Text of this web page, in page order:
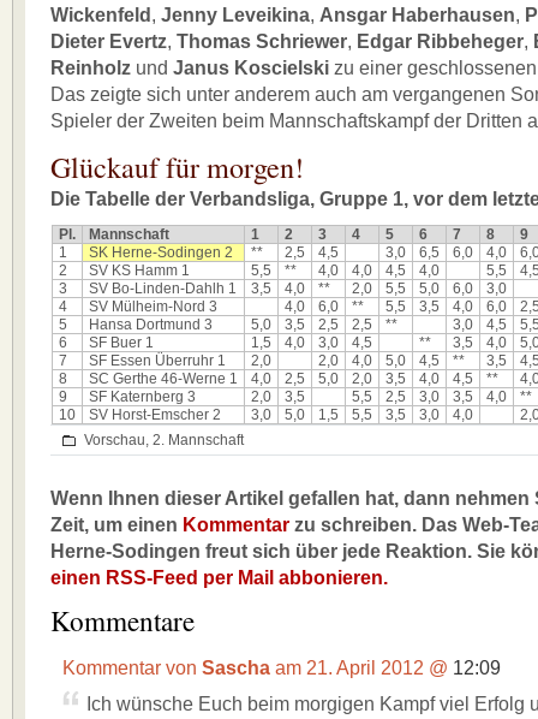
Wickenfeld , Jenny Leveikina, Ansgar Haberhausen,
Dieter Evertz, Thomas Schriewer, Edgar Ribbeheger,
Reinholz und Janus Koscielski zu einer
Das zeigte sich unter anderem auch am vergangenen
Spieler der Zweiten beim Mannschaftskampf der Dritten
Glückauf für morgen!
Die Tabelle der Verbandsliga, Gruppe 1, vor dem
Pl. Mannschaft 1 2 3 4 5 6 7 8
9
1
SK Herne-Sodingen 2 ** 2,5 4,5 3,0 6,5 6,0 4,0
2
SV KS Hamm 1 5,5 ** 4,0 4,0 4,5 4,0 5,5
3
SV Bo-Linden-Dahlh 1 3,5 4,0 ** 2,0 5,5 5,0 6,0
3,0
4
SV Mülheim-Nord 3 4,0 6,0 ** 5,5 3,5 4,0 6,0
5
Hansa Dortmund 3 5,0 3,5 2,5 2,5 ** 3,0 4,5
6
SF Buer 1 1,5 4,0 3,0 4,5 ** 3,5 4,0
7
SF Essen Überruhr 1 2,0 2,0 4,0 5,0 4,5 ** 3,5
8
SC Gerthe 46-Werne 1 4,0 2,5 5,0 2,0 3,5 4,0 4,5 **
9
SF Katernberg 3 2,0 3,5 5,5 2,5 3,0 3,5 4,0
**
10
SV Horst-Emscher 2 3,0 5,0 1,5 5,5 3,5 3,0 4,0
Vorschau, 2. Mannschaft
Wenn Ihnen dieser Artikel gefallen hat, dann nehmen
Zeit, um einen Kommentar zu schreiben. Das Web-
Herne-Sodingen freut sich über jede Reaktion. Sie
einen RSS-Feed per Mail abbonieren.
Kommentare
Kommentar von Sascha am 21. April 2012 @ 12:09
Ich wünsche Euch beim morgigen Kampf viel Erfolg